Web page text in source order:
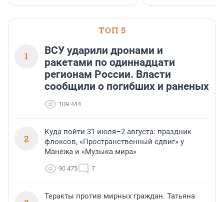
ТОП 5
1
ВСУ ударили дронами и
ракетами по одиннадцати
регионам России. Власти
сообщили о погибших и раненых
109 444
2
Куда пойти 31 июля–2 августа: праздник
флоксов, «Пространственный сдвиг» у
Манежа и «Музыка мира»
90 475 7
Теракты против мирных граждан. Татьяна